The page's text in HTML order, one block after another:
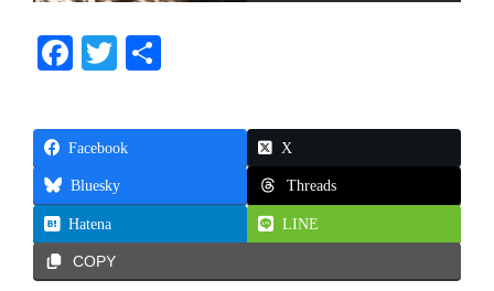
Fa
bo
ok
T
tte
r
Facebook X
Bluesky Threads
Hatena LINE
COPY